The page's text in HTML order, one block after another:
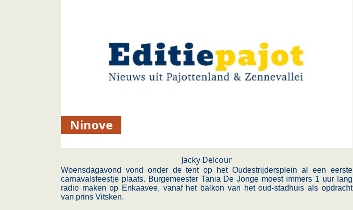
Ninove
Jacky Delcour
Woensdagavond vond onder de tent op het Oudestrijdersplein al een eerste
carnavalsfeestje plaats. Burgemeester Tania De Jonge moest immers 1 uur lang
radio maken op Enkaavee, vanaf het balkon van het oud-stadhuis als opdracht
van prins Vitsken.